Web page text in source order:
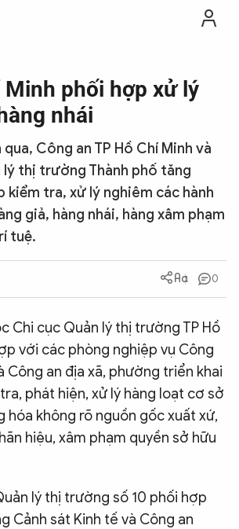
BÌNH
DÂN
Minh phối hợp xử lý
nhái
Công an TP Hồ Chí Minh và
lý thị trường Thành phố tăng
kiểm tra, xử lý nghiêm các hành
giả, hàng nhái, hàng xâm phạm
tuệ.
0
Chi cục Quản lý thị trường TP Hồ
với các phòng nghiệp vụ Công
Công an địa xã, phường triển khai
phát hiện, xử lý hàng loạt cơ sở
hóa không rõ nguồn gốc xuất xứ,
hiệu, xâm phạm quyền sở hữu
lý thị trường số 10 phối hợp
Cảnh sát Kinh tế và Công an